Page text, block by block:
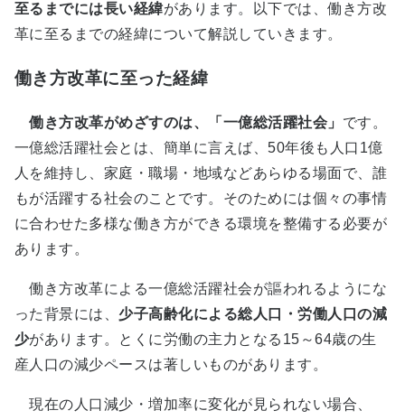
至るまでには長い経緯があります。以下では、働き方改
革に至るまでの経緯について解説していきます。
働き方改革に至った経緯
働き方改革がめざすのは、「一億総活躍社会」 です。
一億総活躍社会とは、簡単に言えば、50年後も人口1億
人を維持し、家庭・職場・地域などあらゆる場面で、誰
もが活躍する社会のことです。そのためには個々の事情
に合わせた多様な働き方ができる環境を整備する必要が
あります。
働き方改革による一億総活躍社会が謳われるようにな
った背景には、 少子高齢化による総人口・労働人口の減
少があります。とくに労働の主力となる15～64歳の生
産人口の減少ペースは著しいものがあります。
現在の人口減少・増加率に変化が見られない場合、